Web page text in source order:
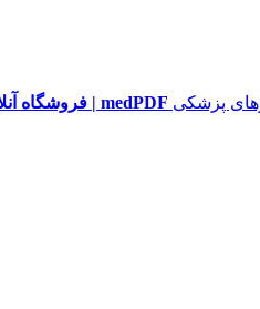
medPDF | فروشگاه آنلاین کتاب و ویدئوهای پزشکی